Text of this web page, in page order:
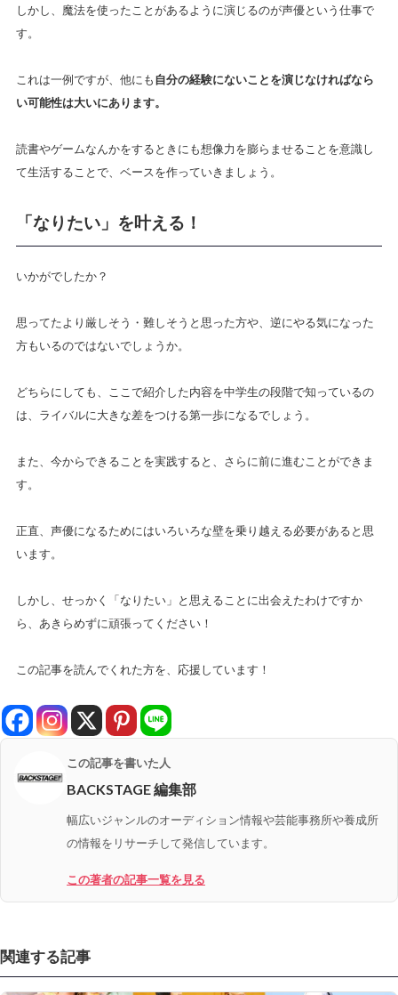
しかし、魔法を使ったことがあるように演じるのが声優という仕事で
す。
これは一例ですが、他にも自分の経験にないことを演じなければなら
い可能性は大いにあります。
読書やゲームなんかをするときにも想像力を膨らませることを意識し
て生活することで、ベースを作っていきましょう。
「なりたい」を叶える！
いかがでしたか？
思ってたより厳しそう・難しそうと思った方や、逆にやる気になった
方もいるのではないでしょうか。
どちらにしても、ここで紹介した内容を中学生の段階で知っているの
は、ライバルに大きな差をつける第一歩になるでしょう。
また、今からできることを実践すると、さらに前に進むことができま
す。
正直、声優になるためにはいろいろな壁を乗り越える必要があると思
います。
しかし、せっかく「なりたい」と思えることに出会えたわけですか
ら、あきらめずに頑張ってください！
この記事を読んでくれた方を、応援しています！
この記事を書いた人
BACKSTAGE 編集部
幅広いジャンルのオーディション情報や芸能事務所や養成所
の情報をリサーチして発信しています。
この著者の記事一覧を見る
関連する記事